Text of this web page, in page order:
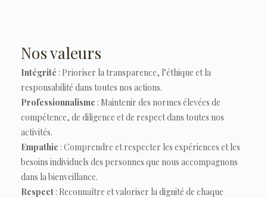
Nos valeurs
Intégrité : Prioriser la transparence, l’éthique et la
responsabilité dans toutes nos actions.
Professionnalisme : Maintenir des normes élevées de
compétence, de diligence et de respect dans toutes nos
activités.
Empathie : Comprendre et respecter les expériences et les
besoins individuels des personnes que nous accompagnons
dans la bienveillance.
Respect : Reconnaître et valoriser la dignité de chaque